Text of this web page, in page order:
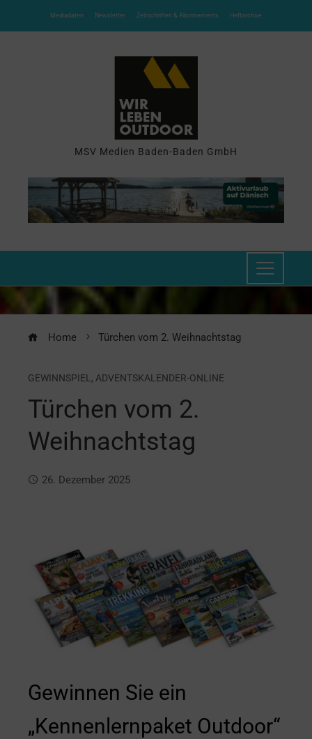
Mediadaten Newsletter Zeitschriften & Abonnements Heftarchive
MSV Medien Baden-Baden GmbH
Home Türchen vom 2. Weihnachtstag
GEWINNSPIEL , ADVENTSKALENDER-ONLINE
Türchen vom 2.
Weihnachtstag
26. Dezember 2025
Gewinnen Sie ein
„Kennenlernpaket Outdoor“